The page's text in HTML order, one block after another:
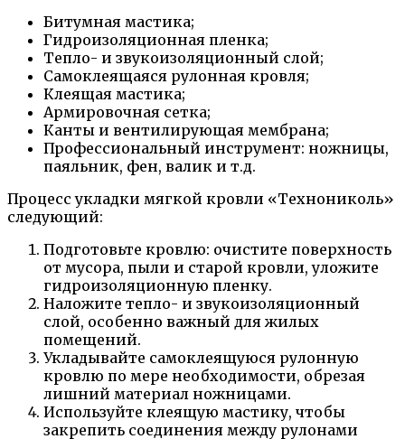
Битумная мастика;
Гидроизоляционная пленка;
Тепло- и звукоизоляционный слой;
Самоклеящаяся рулонная кровля;
Клеящая мастика;
Армировочная сетка;
Канты и вентилирующая мембрана;
Профессиональный инструмент: ножницы,
паяльник, фен, валик и т.д.
Процесс укладки мягкой кровли «Технониколь»
следующий:
Подготовьте кровлю: очистите поверхность
от мусора, пыли и старой кровли, уложите
гидроизоляционную пленку.
Наложите тепло- и звукоизоляционный
слой, особенно важный для жилых
помещений.
Укладывайте самоклеящуюся рулонную
кровлю по мере необходимости, обрезая
лишний материал ножницами.
Используйте клеящую мастику, чтобы
закрепить соединения между рулонами